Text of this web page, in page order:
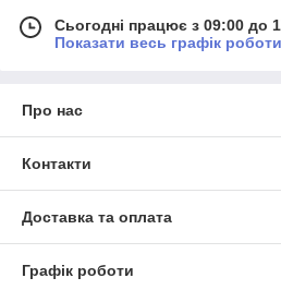
Сьогодні працює з 09:00 до
Показати весь графік роботи
Про нас
Контакти
Доставка та оплата
Графік роботи